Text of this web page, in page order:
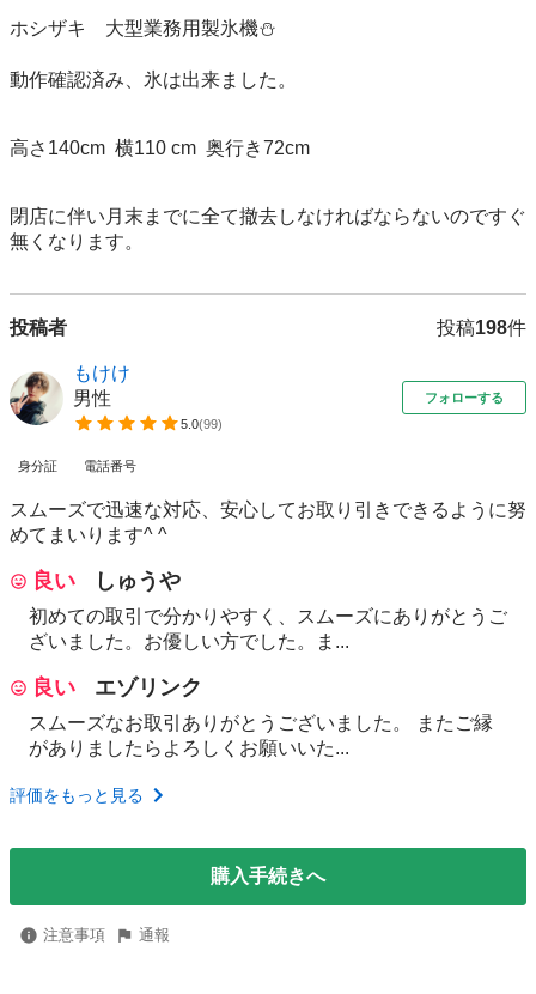
ホシザキ　大型業務用製氷機⛄️
動作確認済み、氷は出来ました。
高さ140cm  横110 cm  奥行き72cm
閉店に伴い月末までに全て撤去しなければならないのですぐ
無くなります。
投稿者 投稿198件
もけけ
男性
5.0(99)
フォローする
身分証 電話番号
スムーズで迅速な対応、安心してお取り引きできるように努
めてまいります^ ^
良い しゅうや
初めての取引で分かりやすく、スムーズにありがとうご
ざいました。お優しい方でした。ま...
良い エゾリンク
スムーズなお取引ありがとうございました。 またご縁
がありましたらよろしくお願いいた...
評価をもっと見る
購入手続きへ
注意事項 通報